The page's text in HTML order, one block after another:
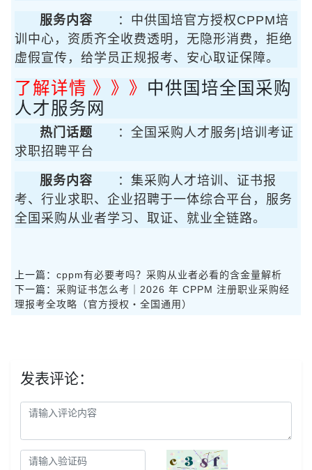
服务内容
：中供国培官方授权CPPM培
训中心，资质齐全收费透明，无隐形消费，拒绝
虚假宣传，给学员正规报考、安心取证保障。
了解详情 》》》 中供国培全国采购
人才服务网
热门话题
：全国采购人才服务|培训考证
求职招聘平台
服务内容
：集采购人才培训、证书报
考、行业求职、企业招聘于一体综合平台，服务
全国采购从业者学习、取证、就业全链路。
上一篇： cppm有必要考吗？采购从业者必看的含金量解析
下一篇： 采购证书怎么考｜2026 年 CPPM 注册职业采购经
理报考全攻略（官方授权・全国通用）
发表评论：